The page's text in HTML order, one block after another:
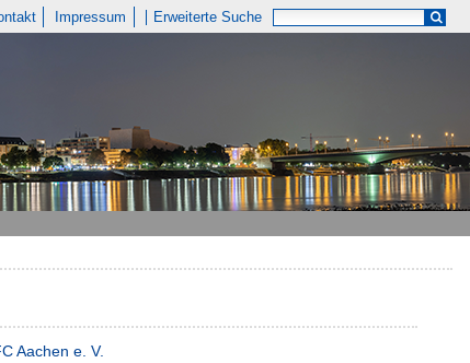
Impressum Erweiterte Suche
Aachen e. V.